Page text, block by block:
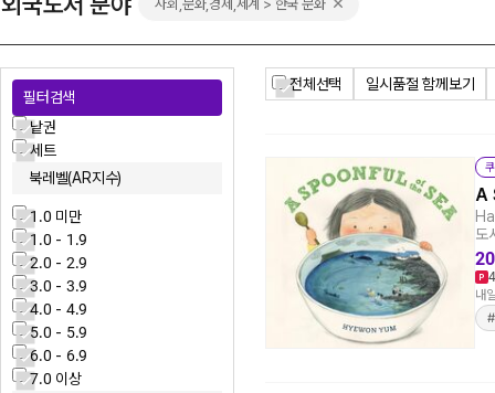
사회,문화,경제,세계 > 한국 문화
필터검색
낱권
세트
북레벨(AR지수)
1.0 미만
1.0 - 1.9
2.0 - 2.9
3.0 - 3.9
4.0 - 4.9
5.0 - 5.9
6.0 - 6.9
7.0 이상
전체선택 일시품절 함께보기
A
도
20
내